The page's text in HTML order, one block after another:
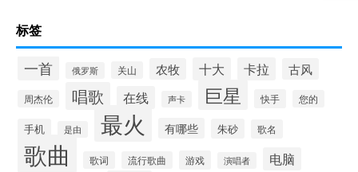
标签
一首 俄罗斯 关山 农牧 十大 卡拉 古风
周杰伦 唱歌 在线 声卡 巨星 快手 您的
手机 是由 最火 有哪些 朱砂 歌名
歌曲 歌词 流行歌曲 游戏 演唱者 电脑